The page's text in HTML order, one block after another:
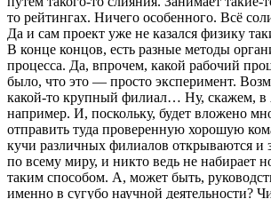
то рейтингах. Ничего особенного. Всё
Да и сам проект уже не казался физику
В конце концов, есть разные методы
процесса. Да, впрочем, какой рабочий
было, что это — просто эксперимент.
какой-то крупный филиал… Ну, скажем, в
например. И, поскольку, будет вложено
отправить туда проверенную хорошую
кучи различных филиалов открываются и
по всему миру, и никто ведь не набирает
таким способом. А, может быть,
именно в сугубо научной деятельности?